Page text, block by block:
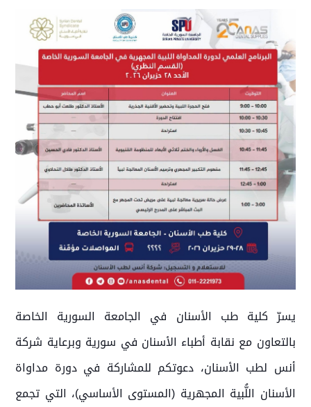
يسرّ كلية طب الأسنان في الجامعة السورية الخاصة
بالتعاون مع نقابة أطباء الأسنان في سورية وبرعاية شركة
أنس لطب الأسنان، دعوتكم للمشاركة في دورة مداواة
الأسنان اللُّبية المجهرية (المستوى الأساسي)، التي تجمع